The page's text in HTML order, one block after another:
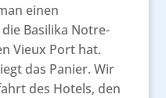
einen
Basilika Notre-
Vieux Port hat.
das Panier. Wir
des Hotels, den